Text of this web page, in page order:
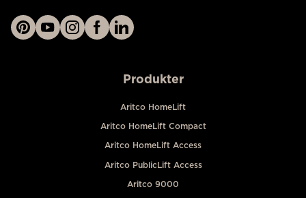
Produkter
Aritco HomeLift
Aritco HomeLift Compact
Aritco HomeLift Access
Aritco PublicLift Access
Aritco 9000